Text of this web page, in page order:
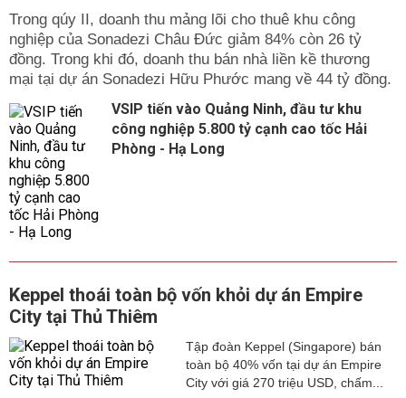
Trong qúy II, doanh thu mảng lõi cho thuê khu công
nghiệp của Sonadezi Châu Đức giảm 84% còn 26 tỷ
đồng. Trong khi đó, doanh thu bán nhà liền kề thương
mại tại dự án Sonadezi Hữu Phước mang về 44 tỷ đồng.
VSIP tiến vào Quảng Ninh, đầu tư khu
công nghiệp 5.800 tỷ cạnh cao tốc Hải
Phòng - Hạ Long
Keppel thoái toàn bộ vốn khỏi dự án Empire
City tại Thủ Thiêm
Tập đoàn Keppel (Singapore) bán
toàn bộ 40% vốn tại dự án Empire
City với giá 270 triệu USD, chấm...